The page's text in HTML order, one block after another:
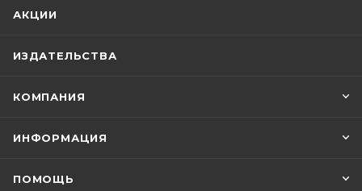
АКЦИИ
ИЗДАТЕЛЬСТВА
КОМПАНИЯ
ИНФОРМАЦИЯ
ПОМОЩЬ